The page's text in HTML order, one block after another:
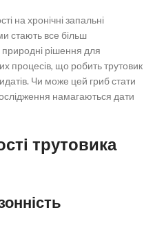
на хронічні запальні
стають все більш
рішення для
процесів, що робить трутовик
Чи може цей гриб стати
намагаються дати
трутовика